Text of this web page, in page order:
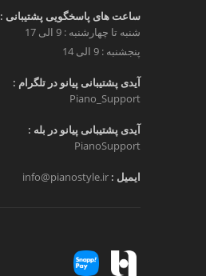
ساعت های پاسخگویی پشتیبانی :
شنبه تا چهارشنبه : 9 الی 17
پنجشنبه : 9 الی 14
آیدی پشتیبانی پیانو در تلگرام :
Piano_Support
آیدی پشتیبانی پیانو در بله :
PianoSupport
ایمیل : info@pianostyle.ir